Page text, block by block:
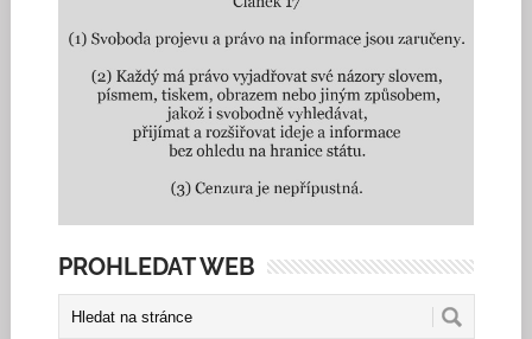
PROHLEDAT WEB